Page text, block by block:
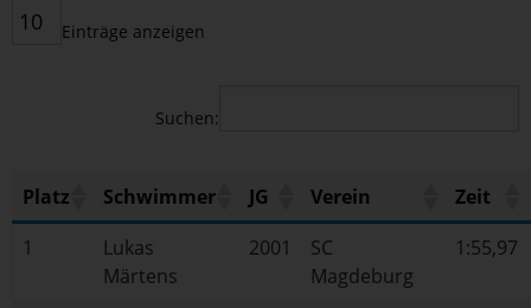
Einträge anzeigen
Suchen:
Platz Schwimmer JG Verein
Zeit
1
Lukas
Märtens
2001
SC
Magdeburg
1:55,97